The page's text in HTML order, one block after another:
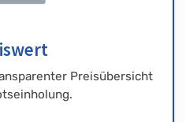
Preisübersicht